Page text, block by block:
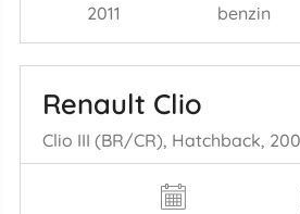
2011 benzin
Renault Clio